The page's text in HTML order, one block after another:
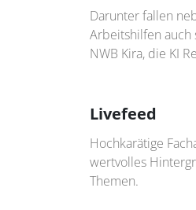
Darunter fallen
Arbeitshilfen auch
NWB Kira, die KI
Livefeed
Hochkarätige
wertvolles
Themen.